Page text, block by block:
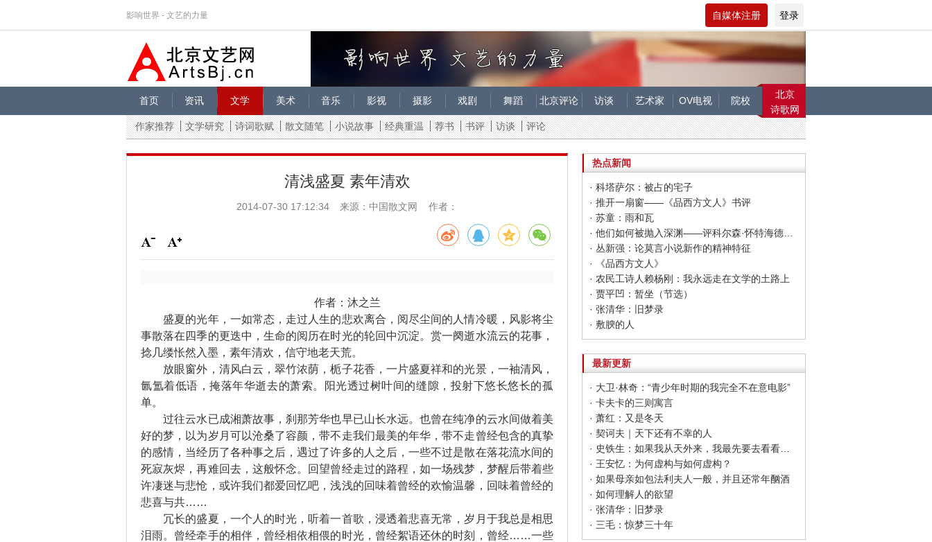
影响世界 - 文艺的力量 自媒体注册 登录
首页 资讯 文学 美术 音乐 影视 摄影 戏剧 舞蹈 北京评论 访谈 艺术家 OV电视 院校
北京
诗歌网
作家推荐
文学研究 诗词歌赋 散文随笔 小说故事 经典重温 荐书 书评 访谈 评论
清浅盛夏 素年清欢
2014-07-30 17:12:34 来源：中国散文网 作者：
作者：沐之兰
盛夏的光年，一如常态，走过人生的悲欢离合，阅尽尘间的人情冷暖，风影将尘
事散落在四季的更迭中，生命的阅历在时光的轮回中沉淀。赏一阕逝水流云的花事，
捻几缕怅然入墨，素年清欢，信守地老天荒。
放眼窗外，清风白云，翠竹浓荫，栀子花香，一片盛夏祥和的光景，一袖清风，
氤氲着低语，掩落年华逝去的萧索。阳光透过树叶间的缝隙，投射下悠长悠长的孤
单。
过往云水已成湘萧故事，刹那芳华也早已山长水远。也曾在纯净的云水间做着美
好的梦，以为岁月可以沧桑了容颜，带不走我们最美的年华，带不走曾经包含的真挚
的感情，当经历了各种事之后，遇过了许多的人之后，一些不过是散在落花流水间的
死寂灰烬，再难回去，这般怀念。回望曾经走过的路程，如一场残梦，梦醒后带着些
许凄迷与悲怆，或许我们都爱回忆吧，浅浅的回味着曾经的欢愉温馨，回味着曾经的
悲喜与共……
冗长的盛夏，一个人的时光，听着一首歌，浸透着悲喜无常，岁月于我总是相思
泪雨。曾经牵手的相伴，曾经相依相偎的时光，曾经絮语还休的时刻，曾经……一些
热点新闻
· 科塔萨尔：被占的宅子
· 推开一扇窗——《品西方文人》书评
· 苏童：雨和瓦
· 他们如何被抛入深渊——评科尔森·怀特海德新作《尼科尔少年》
· 丛新强：论莫言小说新作的精神特征
· 《品西方文人》
· 农民工诗人赖杨刚：我永远走在文学的土路上
· 贾平凹：暂坐（节选）
· 张清华：旧梦录
· 敷腴的人
最新更新
· 大卫·林奇：“青少年时期的我完全不在意电影”
· 卡夫卡的三则寓言
· 萧红：又是冬天
· 契诃夫｜天下还有不幸的人
· 史铁生：如果我从天外来，我最先要去看看足球
· 王安忆：为何虚构与如何虚构？
· 如果母亲如包法利夫人一般，并且还常年酗酒
· 如何理解人的欲望
· 张清华：旧梦录
· 三毛：惊梦三十年